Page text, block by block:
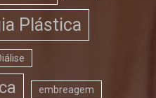
Plástica
embreagem